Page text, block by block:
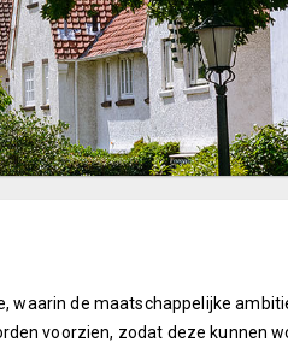
de maatschappelijke
voorzien, zodat deze kunnen